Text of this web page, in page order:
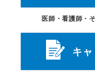
医師・看護師・
キ